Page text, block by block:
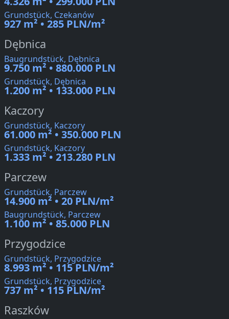
Grundstück, Czekanów
927 m² • 285 PLN/m²
Dębnica
Baugrundstück, Dębnica
9.750 m² • 880.000 PLN
Grundstück, Dębnica
1.200 m² • 133.000 PLN
Kaczory
Grundstück, Kaczory
61.000 m² • 350.000 PLN
Grundstück, Kaczory
1.333 m² • 213.280 PLN
Parczew
Grundstück, Parczew
14.900 m² • 20 PLN/m²
Baugrundstück, Parczew
1.100 m² • 85.000 PLN
Przygodzice
Grundstück, Przygodzice
8.993 m² • 115 PLN/m²
Grundstück, Przygodzice
737 m² • 115 PLN/m²
Raszków